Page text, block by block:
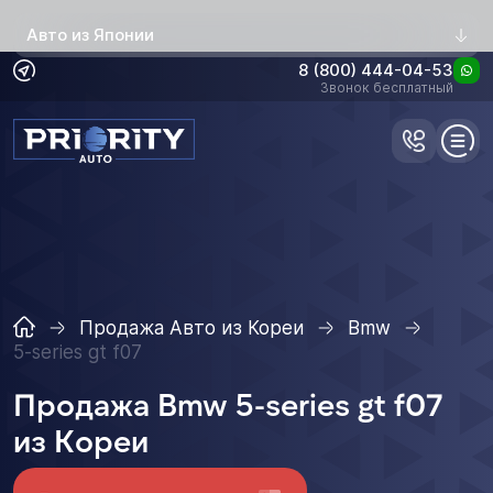
Авто из Японии
8 (800) 444-04-53
Звонок бесплатный
Продажа Авто из Кореи
Bmw
5-series gt f07
Продажа Bmw 5-series gt f07
из Кореи